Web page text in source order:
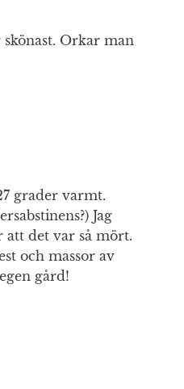
Orkar man
grader varmt.
Jag
det var så mört.
och massor av
gård!